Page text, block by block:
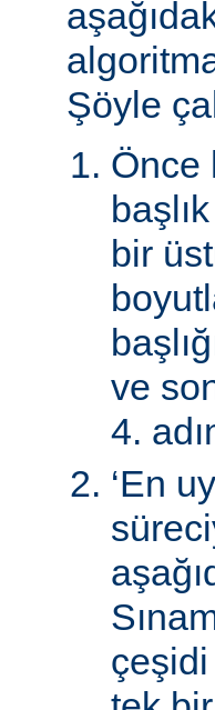
Şöyle
Önce
bir
ve
4.
‘En
çeşidi